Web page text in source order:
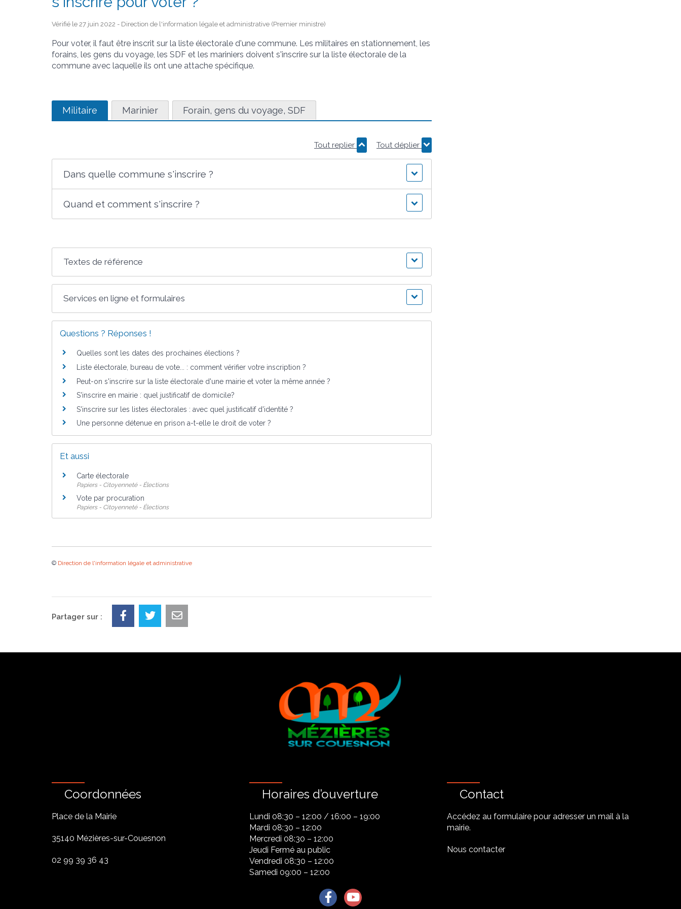
Vérifié le 27 juin 2022 - Direction de l'information légale et administrative (Premier ministre)
Pour voter, il faut être inscrit sur la liste électorale d'une commune. Les militaires en stationnement, les
forains, les gens du voyage, les SDF et les mariniers doivent s'inscrire sur la liste électorale de la
commune avec laquelle ils ont une attache spécifique.
Militaire Marinier Forain, gens du voyage, SDF
Tout replier Tout déplier
Dans quelle commune s'inscrire ?
Quand et comment s'inscrire ?
Textes de référence
Services en ligne et formulaires
Questions ? Réponses !
Quelles sont les dates des prochaines élections ?
Liste électorale, bureau de vote... : comment vérifier votre inscription ?
Peut-on s'inscrire sur la liste électorale d'une mairie et voter la même année ?
S'inscrire en mairie : quel justificatif de domicile?
S'inscrire sur les listes électorales : avec quel justificatif d'identité ?
Une personne détenue en prison a-t-elle le droit de voter ?
Et aussi
Carte électorale
Papiers - Citoyenneté - Élections
Vote par procuration
Papiers - Citoyenneté - Élections
© Direction de l'information légale et administrative
Partager sur :
Coordonnées
Place de la Mairie
35140 Mézières-sur-Couesnon
02 99 39 36 43
Horaires d’ouverture
Lundi 08:30 – 12:00 / 16:00 – 19:00
Mardi 08:30 – 12:00
Mercredi 08:30 – 12:00
Jeudi Fermé au public
Vendredi 08:30 – 12:00
Samedi 09:00 – 12:00
Contact
Accédez au formulaire pour adresser un mail à la
mairie.
Nous contacter
Lien vers le compte Facebook
Lien vers la chaîne Youtube